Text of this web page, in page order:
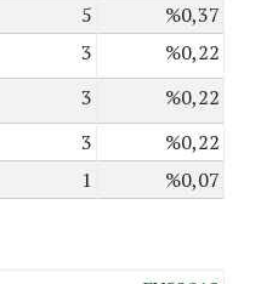
5
%0,37
3
%0,22
3
%0,22
3
%0,22
1 %0,07